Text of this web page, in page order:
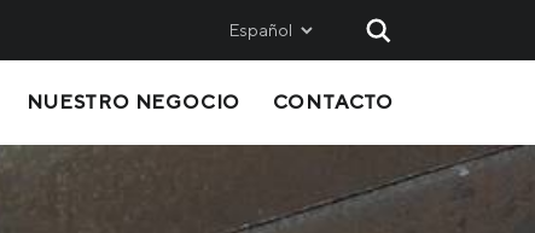
Metinvest International SA
Español
NUESTRO NEGOCIO CONTACTO